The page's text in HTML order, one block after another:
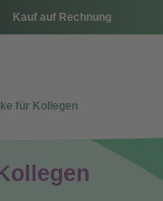
Kauf auf Rechnung
für Kollegen